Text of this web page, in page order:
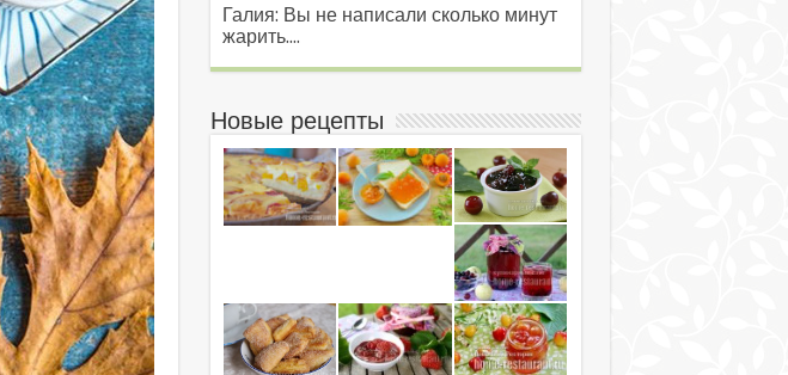
Галия: Вы не написали сколько минут
жарить....
Новые рецепты